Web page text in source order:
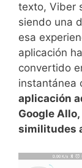
texto, Viber
siendo una
esa
aplicación
convertido
instantánea
aplicación
Google
similitudes